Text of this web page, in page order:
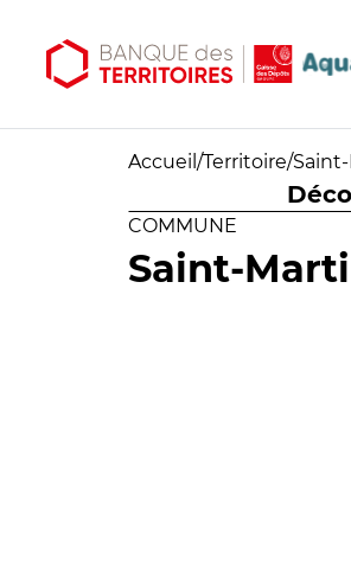
Accueil /Territoire/
COMMUNE
Saint-